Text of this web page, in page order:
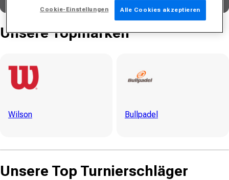
Unsere Topmarken
Wilson Bullpadel
Unsere Top Turnierschläger
Cookie-Einstellungen Alle Cookies akzeptieren